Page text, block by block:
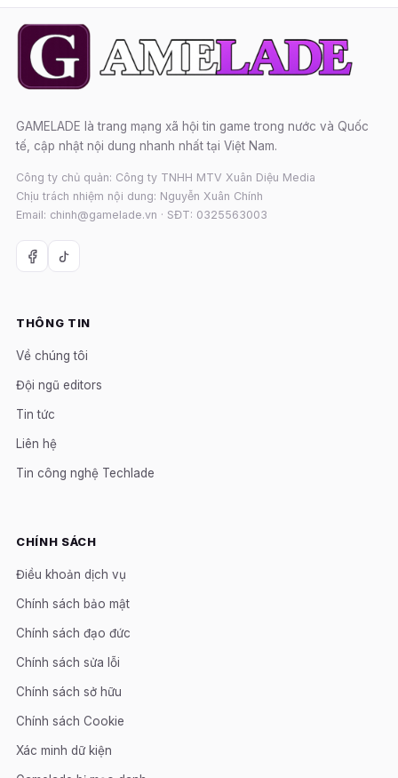
GAMELADE là trang mạng xã hội tin game trong nước và Quốc
tế, cập nhật nội dung nhanh nhất tại Việt Nam.
Công ty chủ quản: Công ty TNHH MTV Xuân Diệu Media
Chịu trách nhiệm nội dung: Nguyễn Xuân Chính
Email: chinh@gamelade.vn · SĐT: 0325563003
THÔNG TIN
Về chúng tôi
Đội ngũ editors
Tin tức
Liên hệ
Tin công nghệ Techlade
CHÍNH SÁCH
Điều khoản dịch vụ
Chính sách bảo mật
Chính sách đạo đức
Chính sách sửa lỗi
Chính sách sở hữu
Chính sách Cookie
Xác minh dữ kiện